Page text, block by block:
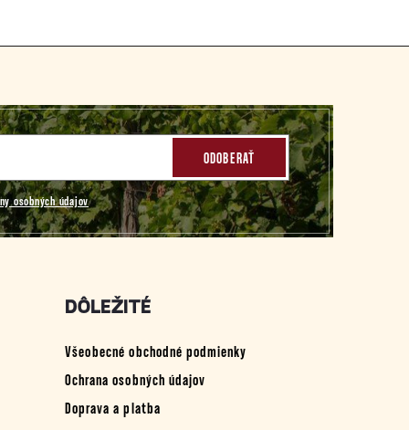
osobných údajov
ODOBERAŤ
DÔLEŽITÉ
Všeobecné obchodné podmienky
Ochrana osobných údajov
Doprava a platba